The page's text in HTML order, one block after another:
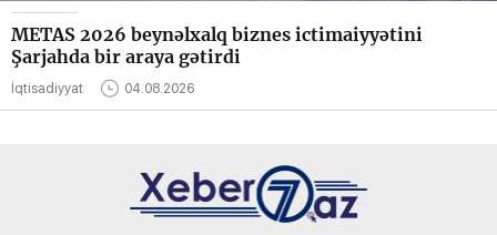
METAS 2026 beynəlxalq biznes ictimaiyyətini
Şarjahda bir araya gətirdi
İqtisadiyyat 04.08.2026